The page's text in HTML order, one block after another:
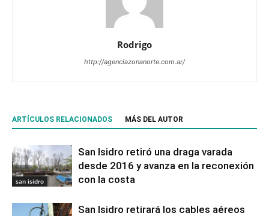
Rodrigo
http://agenciazonanorte.com.ar/
ARTÍCULOS RELACIONADOS MÁS DEL AUTOR
san isidro
San Isidro retiró una draga varada
desde 2016 y avanza en la reconexión
con la costa
San Isidro retirará los cables aéreos